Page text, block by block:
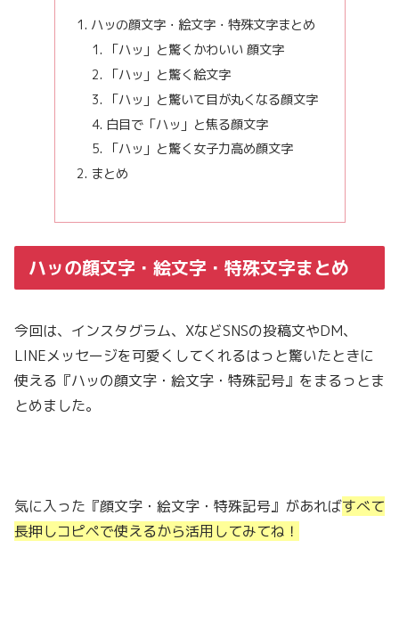
ハッの顔文字・絵文字・特殊文字まとめ
「ハッ」と驚くかわいい 顔文字
「ハッ」と驚く絵文字
「ハッ」と驚いて目が丸くなる顔文字
白目で「ハッ」と焦る顔文字
「ハッ」と驚く女子力高め顔文字
まとめ
ハッの顔文字・絵文字・特殊文字まとめ
今回は、インスタグラム、XなどSNSの投稿文やDM、
LINEメッセージを可愛くしてくれるはっと驚いたときに
使える『ハッの顔文字・絵文字・特殊記号』をまるっとま
とめました。
気に入った『顔文字・絵文字・特殊記号』があればすべて
長押しコピペで使えるから活用してみてね！